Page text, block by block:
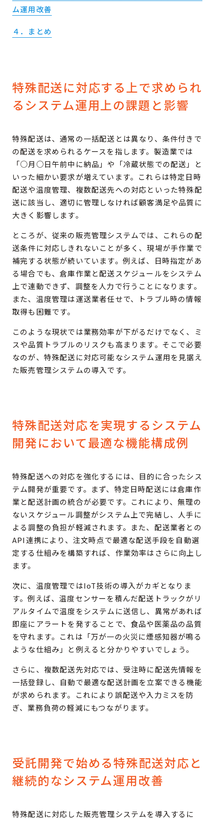
ム運用改善
４．まとめ
特殊配送に対応する上で求められ
るシステム運用上の課題と影響
特殊配送は、通常の一括配送とは異なり、条件付きで
の配送を求められるケースを指します。製造業では
「○月○日午前中に納品」や「冷蔵状態での配送」と
いった細かい要求が増えています。これらは特定日時
配送や温度管理、複数配送先への対応といった特殊配
送に該当し、適切に管理しなければ顧客満足や品質に
大きく影響します。
ところが、従来の販売管理システムでは、これらの配
送条件に対応しきれないことが多く、現場が手作業で
補完する状態が続いています。例えば、日時指定があ
る場合でも、倉庫作業と配送スケジュールをシステム
上で連動できず、調整を人力で行うことになります。
また、温度管理は運送業者任せで、トラブル時の情報
取得も困難です。
このような現状では業務効率が下がるだけでなく、ミ
スや品質トラブルのリスクも高まります。そこで必要
なのが、特殊配送に対応可能なシステム運用を見据え
た販売管理システムの導入です。
特殊配送対応を実現するシステム
開発において最適な機能構成例
特殊配送への対応を強化するには、目的に合ったシス
テム開発が重要です。まず、特定日時配送には倉庫作
業と配送計画の統合が必要です。これにより、無理の
ないスケジュール調整がシステム上で完結し、人手に
よる調整の負担が軽減されます。また、配送業者との
API連携により、注文時点で最適な配送手段を自動選
定する仕組みを構築すれば、作業効率はさらに向上し
ます。
次に、温度管理ではIoT技術の導入がカギとなりま
す。例えば、温度センサーを積んだ配送トラックがリ
アルタイムで温度をシステムに送信し、異常があれば
即座にアラートを発することで、食品や医薬品の品質
を守れます。これは「万が一の火災に煙感知器が鳴る
ような仕組み」と例えると分かりやすいでしょう。
さらに、複数配送先対応では、受注時に配送先情報を
一括登録し、自動で最適な配送計画を立案できる機能
が求められます。これにより誤配送や入力ミスを防
ぎ、業務負荷の軽減にもつながります。
受託開発で始める特殊配送対応と
継続的なシステム運用改善
特殊配送に対応した販売管理システムを導入するに